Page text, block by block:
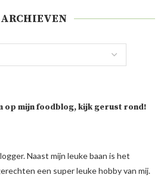
ARCHIEVEN
op mijn foodblog, kijk gerust rond!
Naast mijn leuke baan is het
een super leuke hobby van mij.